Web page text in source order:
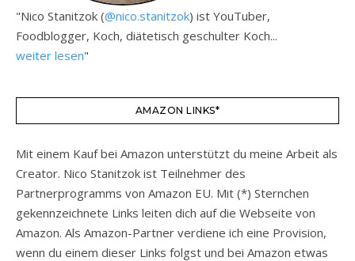
"Nico Stanitzok (@nico.stanitzok) ist YouTuber,
Foodblogger, Koch, diätetisch geschulter Koch...
weiter lesen"
AMAZON LINKS*
Mit einem Kauf bei Amazon unterstützt du meine Arbeit als
Creator. Nico Stanitzok ist Teilnehmer des
Partnerprogramms von Amazon EU. Mit (*) Sternchen
gekennzeichnete Links leiten dich auf die Webseite von
Amazon. Als Amazon-Partner verdiene ich eine Provision,
wenn du einem dieser Links folgst und bei Amazon etwas